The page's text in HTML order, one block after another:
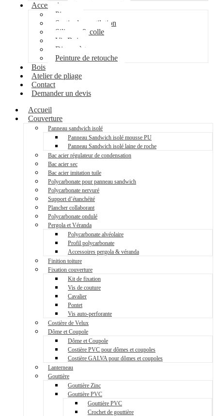
Accessoires
Pipeco
Sortie de ventilation
Silicone & colle
Vis Bois
Disque à tronçonner
Peinture de retouche
Bois
Atelier de pliage
Contact
Demander un devis
Accueil
Couverture
Panneau sandwich isolé
Panneau Sandwich isolé mousse PU
Panneau Sandwich isolé laine de roche
Bac acier régulateur de condensation
Bac acier sec
Bac acier imitation tuile
Polycarbonate pour panneau sandwich
Polycarbonate nervuré
Support d’étanchéité
Plancher collaborant
Polycarbonate ondulé
Pergola et Véranda
Polycarbonate alvéolaire
Profil polycarbonate
Accessoires pergola & véranda
Finition toiture
Fixation couverture
Kit de fixation
Vis de couture
Cavalier
Pontet
Vis auto-perforante
Costière de Velux
Dôme et Coupole
Dôme et Coupole
Costière PVC pour dômes et coupoles
Costière GALVA pour dômes et coupoles
Lanterneau
Gouttière
Gouttière Zinc
Gouttière PVC
Gouttière PVC
Crochet de gouttière